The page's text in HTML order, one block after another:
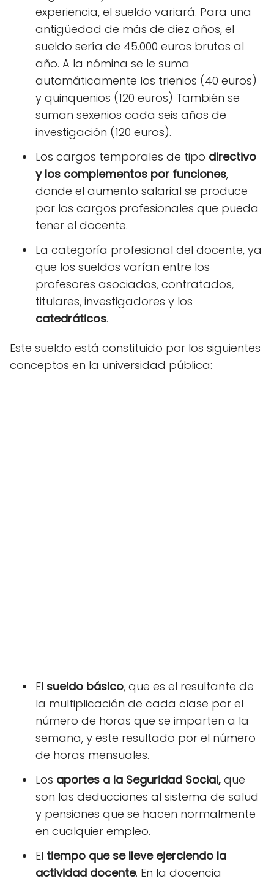
experiencia, el sueldo variará. Para una
antigüedad de más de diez años, el
sueldo sería de 45.000 euros brutos al
año. A la nómina se le suma
automáticamente los trienios (40 euros)
y quinquenios (120 euros) También se
suman sexenios cada seis años de
investigación (120 euros).
Los cargos temporales de tipo directivo
y los complementos por funciones,
donde el aumento salarial se produce
por los cargos profesionales que pueda
tener el docente.
La categoría profesional del docente, ya
que los sueldos varían entre los
profesores asociados, contratados,
titulares, investigadores y los
catedráticos.
Este sueldo está constituido por los siguientes
conceptos en la universidad pública:
El sueldo básico, que es el resultante de
la multiplicación de cada clase por el
número de horas que se imparten a la
semana, y este resultado por el número
de horas mensuales.
Los aportes a la Seguridad Social, que
son las deducciones al sistema de salud
y pensiones que se hacen normalmente
en cualquier empleo.
El tiempo que se lleve ejerciendo la
actividad docente. En la docencia